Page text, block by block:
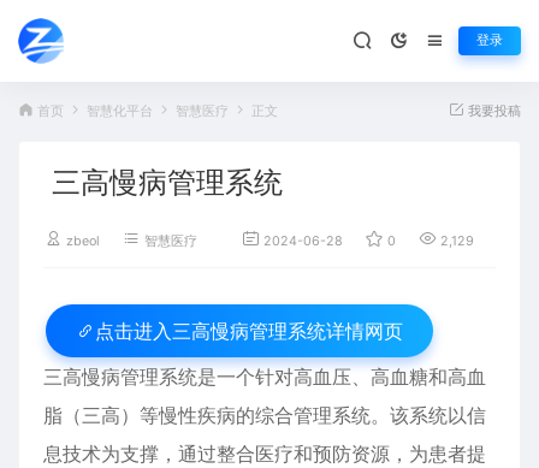
登录
首页 智慧化平台 智慧医疗 正文 我要投稿
三高慢病管理系统
zbeol 智慧医疗 2024-06-28 0 2,129
点击进入 三高慢病管理系统详情网页
三高慢病管理系统是一个针对高血压、高血糖和高血
脂（三高）等慢性疾病的综合管理系统。该系统以信
息技术为支撑，通过整合医疗和预防资源，为患者提